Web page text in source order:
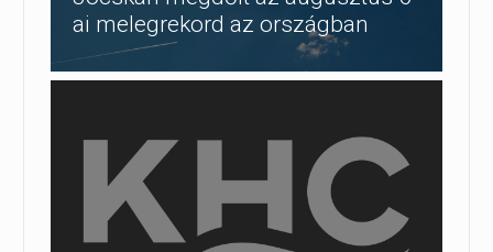
ai melegrekord az országban